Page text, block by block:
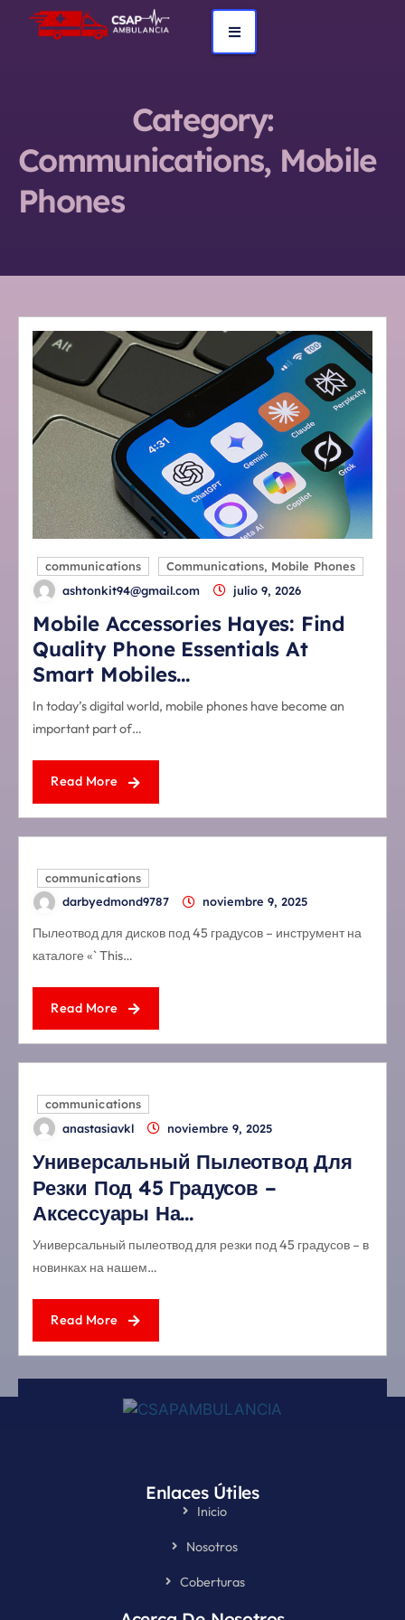
Category:
Communications, Mobile
Phones
communications
Communications, Mobile Phones
ashtonkit94@gmail.com
julio 9, 2026
Mobile Accessories Hayes: Find
Quality Phone Essentials At
Smart Mobiles…
In today’s digital world, mobile phones have become an
important part of…
Read More
communications
darbyedmond9787
noviembre 9, 2025
Пылеотвод для дисков под 45 градусов – инструмент на
каталоге «` This…
Read More
communications
anastasiavkl
noviembre 9, 2025
Универсальный Пылеотвод Для
Резки Под 45 Градусов –
Аксессуары На…
Универсальный пылеотвод для резки под 45 градусов – в
новинках на нашем…
Read More
Enlaces Útiles
Inicio
Nosotros
Coberturas